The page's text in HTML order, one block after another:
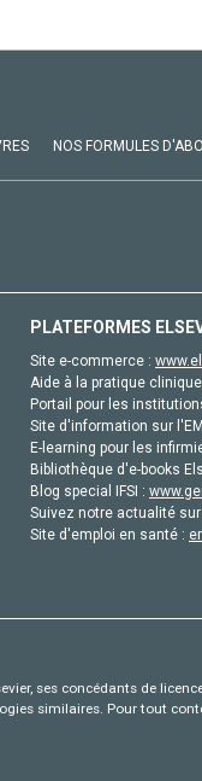
NOS FORMULES
PLATEFORMES
Site e-commerce :
Aide à la pratique
Portail pour les
Site d'information sur
E-learning pour les
Bibliothèque d'e-books
Blog special IFSI :
Suivez notre actualité
Site d'emploi en santé :
ses concédants de
similaires. Pour tout